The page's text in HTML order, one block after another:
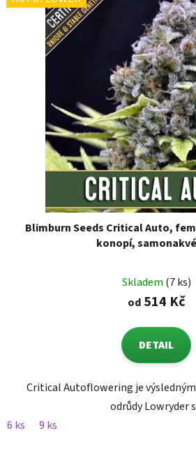
Blimburn Seeds Critical Auto,
konopí,
Skladem (7 ks)
od514 Kč
DETAIL
Critical Autoflowering je
odrůdy Lowryder
6 ks
9 ks